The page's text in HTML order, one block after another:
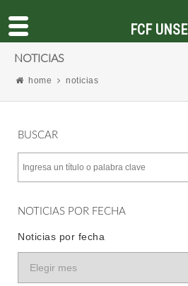
NOTICIAS
home noticias
BUSCAR
NOTICIAS POR FECHA
Noticias por fecha
FCF UNSE